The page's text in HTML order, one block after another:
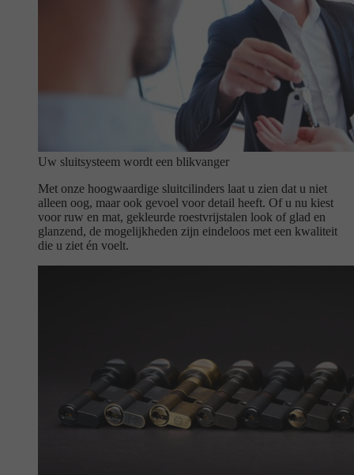
Uw sluitsysteem wordt een blikvanger
Met onze hoogwaardige sluitcilinders laat u zien dat u niet
alleen oog, maar ook gevoel voor detail heeft. Of u nu kiest
voor ruw en mat, gekleurde roestvrijstalen look of glad en
glanzend, de mogelijkheden zijn eindeloos met een kwaliteit
die u ziet én voelt.